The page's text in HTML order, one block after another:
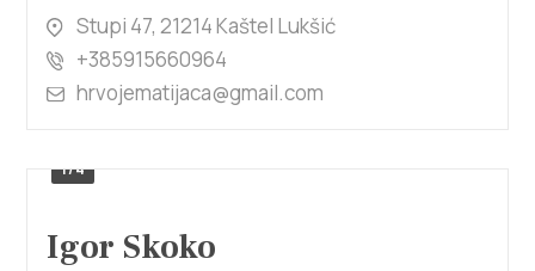
Stupi 47, 21214 Kaštel Lukšić
+385915660964
hrvojematijaca@gmail.com
1/4
Igor Skoko